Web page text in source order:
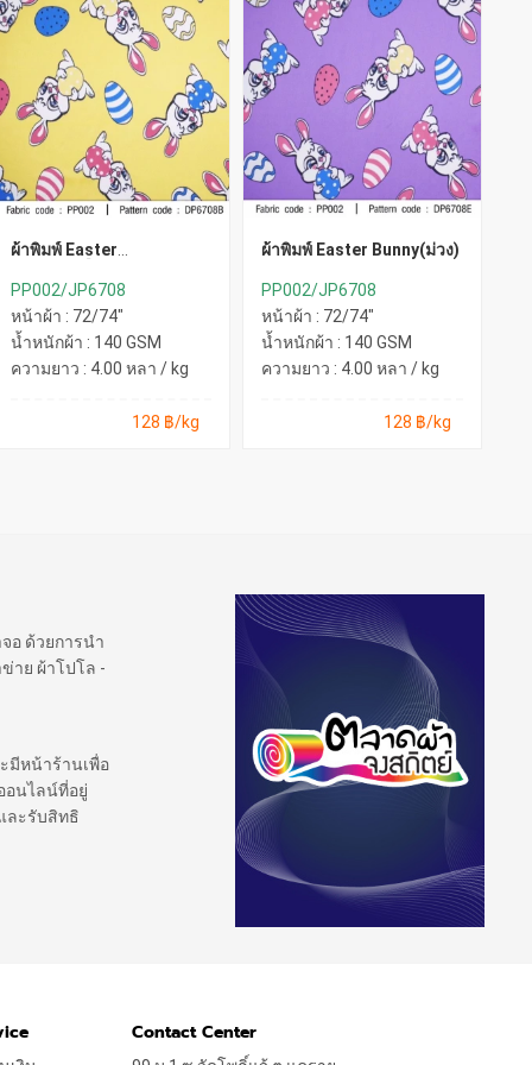
ผ้าพิมพ์ Easter
PP002/JP6708
หน้าผ้า : 72/74"
น้ำหนักผ้า : 140 GSM
ความยาว : 4.00 หลา / kg
128 ฿/kg
ผ้าพิมพ์ Easter Bunny(ม่วง)
PP002/JP6708
หน้าผ้า : 72/74"
น้ำหนักผ้า : 140 GSM
ความยาว : 4.00 หลา / kg
128 ฿/kg
อ ด้วยการนำ
าย ผ้าโปโล -
มีหน้าร้านเพื่อ
อนไลน์ที่อยู่
ละรับสิทธิ
Contact Center